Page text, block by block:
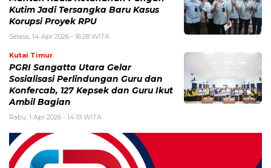
Kutim Jadi Tersangka Baru Kasus
Korupsi Proyek RPU
Selasa, 14 Apr 2026 - 16:28 WITA
Kutai Timur
PGRI Sangatta Utara Gelar
Sosialisasi Perlindungan Guru dan
Konfercab, 127 Kepsek dan Guru Ikut
Ambil Bagian
Rabu, 1 Apr 2026 - 14:19 WITA